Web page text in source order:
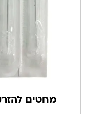
מחטים להזרקה /